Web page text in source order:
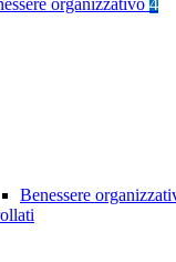
organizzativo 4
Benessere